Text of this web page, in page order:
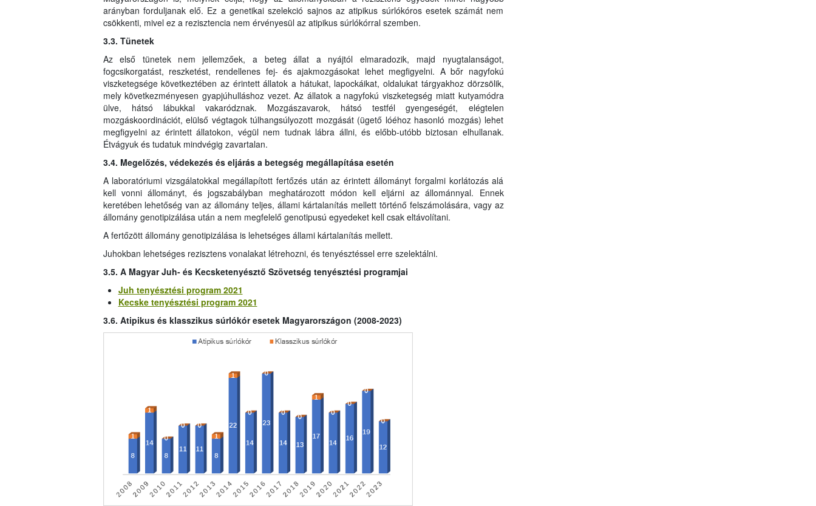
arányban forduljanak elő. Ez a genetikai szelekció sajnos az atipikus súrlókóros esetek számát nem
csökkenti, mivel ez a rezisztencia nem érvényesül az atipikus súrlókórral szemben.
3.3. Tünetek
Az első tünetek nem jellemzőek, a beteg állat a nyájtól elmaradozik, majd nyugtalanságot,
fogcsikorgatást, reszketést, rendellenes fej- és ajakmozgásokat lehet megfigyelni. A bőr nagyfokú
viszketegsége következtében az érintett állatok a hátukat, lapockáikat, oldalukat tárgyakhoz dörzsölik,
mely következményesen gyapjúhulláshoz vezet. Az állatok a nagyfokú viszketegség miatt kutyamódra
ülve, hátsó lábukkal vakaródznak. Mozgászavarok, hátsó testfél gyengeségét, elégtelen
mozgáskoordinációt, elülső végtagok túlhangsúlyozott mozgását (ügető lóéhoz hasonló mozgás) lehet
megfigyelni az érintett állatokon, végül nem tudnak lábra állni, és előbb-utóbb biztosan elhullanak.
Étvágyuk és tudatuk mindvégig zavartalan.
3.4. Megelőzés, védekezés és eljárás a betegség megállapítása esetén
A laboratóriumi vizsgálatokkal megállapított fertőzés után az érintett állományt forgalmi korlátozás alá
kell vonni állományt, és jogszabályban meghatározott módon kell eljárni az állománnyal. Ennek
keretében lehetőség van az állomány teljes, állami kártalanítás mellett történő felszámolására, vagy az
állomány genotipizálása után a nem megfelelő genotipusú egyedeket kell csak eltávolítani.
A fertőzött állomány genotipizálása is lehetséges állami kártalanítás mellett.
Juhokban lehetséges rezisztens vonalakat létrehozni, és tenyésztéssel erre szelektálni.
3.5. A Magyar Juh- és Kecsketenyésztő Szövetség tenyésztési programjai
Juh tenyésztési program 2021
Kecske tenyésztési program 2021
3.6. Atipikus és klasszikus súrlókór esetek Magyarországon (2008-2023)